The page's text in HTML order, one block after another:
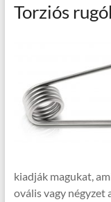
Torziós
kiadják magukat,
ovális vagy négyzet